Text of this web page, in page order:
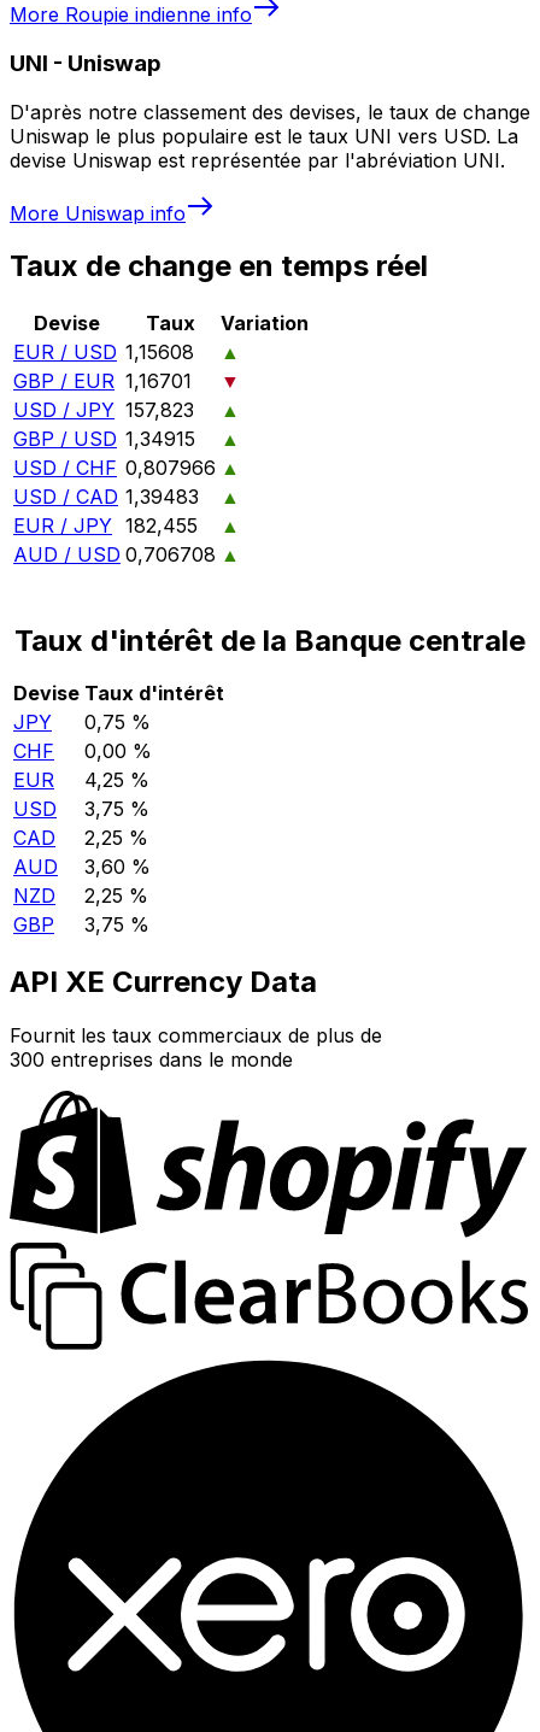
More Roupie indienne info
UNI - Uniswap
D'après notre classement des devises, le taux de change
Uniswap le plus populaire est le taux UNI vers USD. La
devise Uniswap est représentée par l'abréviation UNI.
More Uniswap info
Taux de change en temps réel
Devise Taux
Variation
EUR / USD 1,15608
▲
GBP / EUR 1,16701
▼
USD / JPY 157,823
▲
GBP / USD 1,34915
▲
USD / CHF 0,807966 ▲
USD / CAD 1,39483
▲
EUR / JPY 182,455
▲
AUD / USD 0,706708 ▲
Taux d'intérêt de la Banque centrale
Devise Taux d'intérêt
JPY
0,75 %
CHF
0,00 %
EUR
4,25 %
USD
3,75 %
CAD
2,25 %
AUD
3,60 %
NZD
2,25 %
GBP
3,75 %
API XE Currency Data
Fournit les taux commerciaux de plus de
300 entreprises dans le monde